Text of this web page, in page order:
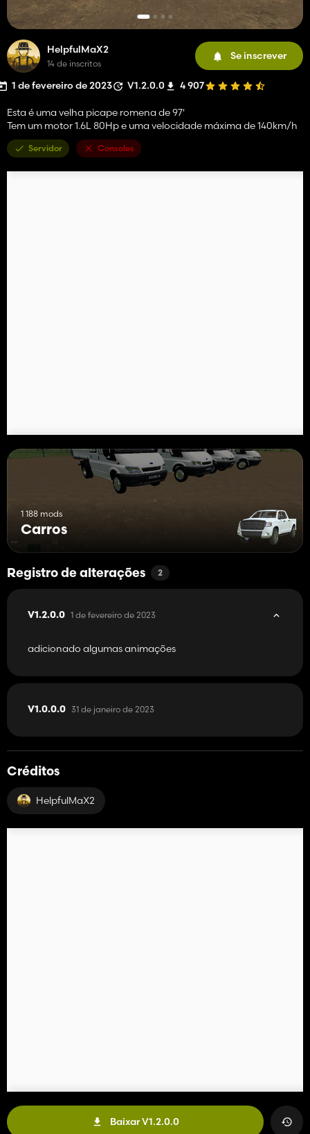
HelpfulMaX2
14 de inscritos
Se inscrever
1 de fevereiro de 2023 V1.2.0.0 4 907
Esta é uma velha picape romena de 97'
Tem um motor 1.6L 80Hp e uma velocidade máxima de 140km/h
Servidor Consoles
1 188 mods
Carros
Registro de alterações 2
V1.2.0.0 1 de fevereiro de 2023
adicionado algumas animações
V1.0.0.0 31 de janeiro de 2023
Créditos
HelpfulMaX2
Baixar V1.2.0.0